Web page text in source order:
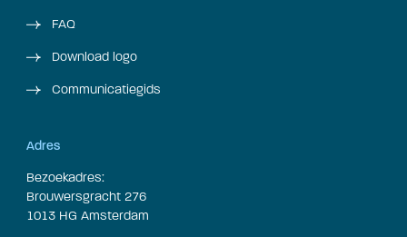
FAQ
Download logo
Communicatiegids
Adres
Bezoekadres:
Brouwersgracht 276
1013 HG Amsterdam